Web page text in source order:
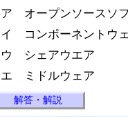
ア オープンソースソ
イ コンポーネントウ
ウ シェアウエア
エ ミドルウェア
解答・解説